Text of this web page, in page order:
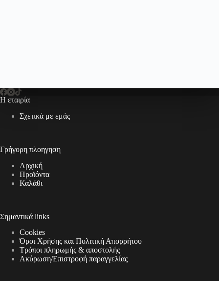
Η εταιρία
Σχετικά με εμάς
Γρήγορη πλοηγηση
Αρχική
Προϊόντα
Καλάθι
Σημαντικά links
Cookies
Όροι Χρήσης και Πολιτική Απορρήτου
Τρόποι πληρωμής & αποστολής
Aκύρωση/Επιστροφή παραγγελίας